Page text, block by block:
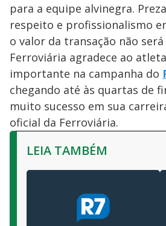
para a equipe alvinegra.
respeito e profissionalismo
o valor da transação não
Ferroviária agradece ao
importante na campanha do
chegando até às quartas de
muito sucesso em sua
oficial da Ferroviária.
LEIA TAMBÉM